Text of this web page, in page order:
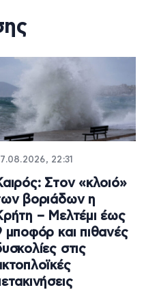
22:31
Στον «κλοιό»
βοριάδων η
– Μελτέμι έως
μποφόρ και πιθανές
στις